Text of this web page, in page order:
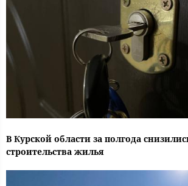
В Курской области за полгода
строительства жилья